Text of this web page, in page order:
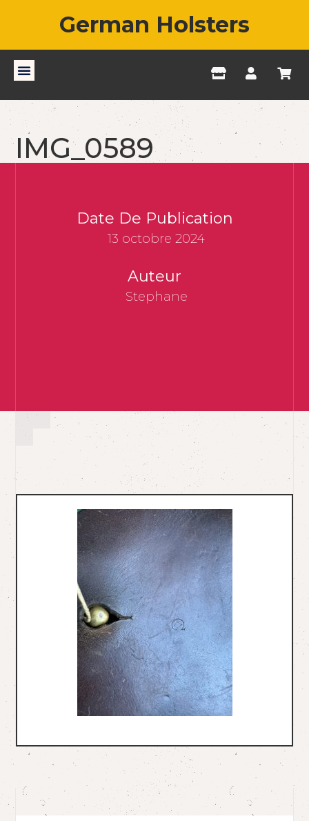
German Holsters
IMG_0589
Date De Publication
13 octobre 2024
Auteur
Stephane